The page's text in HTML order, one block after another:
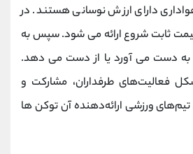
دارای ارزش نوسانی هستند. در
ثابت شروع ارائه می شود. سپس به
به دست می آورد یا از دست می دهد.
فعالیت‌های طرفداران، مشارکت و
تیم‌های ورزشی ارائه‌دهنده آن توکن ها